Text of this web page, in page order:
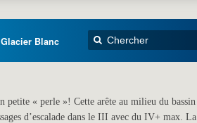
Blanc
petite « perle »! Cette arête au milieu du bassin
d’escalade dans le III avec du IV+ max. La